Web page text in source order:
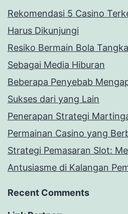
Rekomendasi 5 Casino
Harus Dikunjungi
Resiko Bermain Bola
Sebagai Media Hiburan
Beberapa Penyebab
Sukses dari yang Lain
Penerapan Strategi
Permainan Casino yang
Strategi Pemasaran Slot:
Antusiasme di Kalangan
Recent Comments